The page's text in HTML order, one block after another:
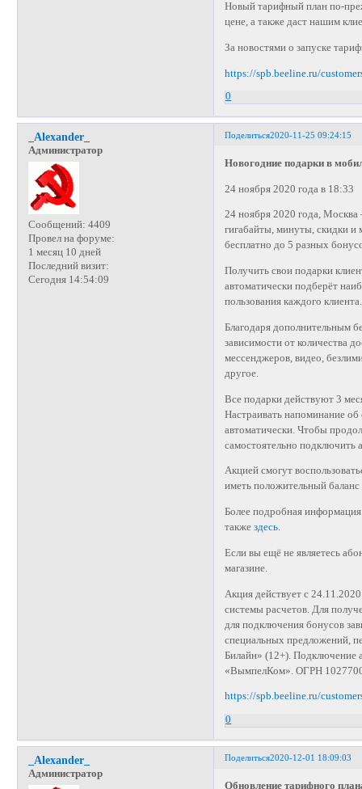
Новый тарифный план по-
цене, а также даст нашим
За новостями о запуске
https://spb.beeline.ru/
0
Поделиться2020-11-25 09:24:15
_Alexander_
Администратор
Сообщений: 4409
Провел на форуме:
1 месяц 10 дней
Последний визит:
Сегодня 14:54:09
Новогодние подарки в
24 ноября 2020 года в 18:33
24 ноября 2020 года, Москва
гигабайты, минуты, скидки
бесплатно до 5 разных
Получить свои подарки
автоматически подберёт
пользования каждого клиента.
Благодаря дополнительным
зависимости от количества
мессенджеров, видео,
другое.
Все подарки действуют 3
Настраивать напоминание
автоматически. Чтобы
самостоятельно
Акцией смогут
иметь положительный баланс
Более подробная
такжездесь.
Если вы ещё не являетесь
магазине.
Акция действует с
системы расчетов. Для
для подключения бонусов
специальных предложений,
Билайн» (12+). Подключение
«ВымпелКом». ОГРН
https://spb.beeline.ru/
0
Поделиться2020-12-01 18:09:03
_Alexander_
Администратор
Обновление тарифного